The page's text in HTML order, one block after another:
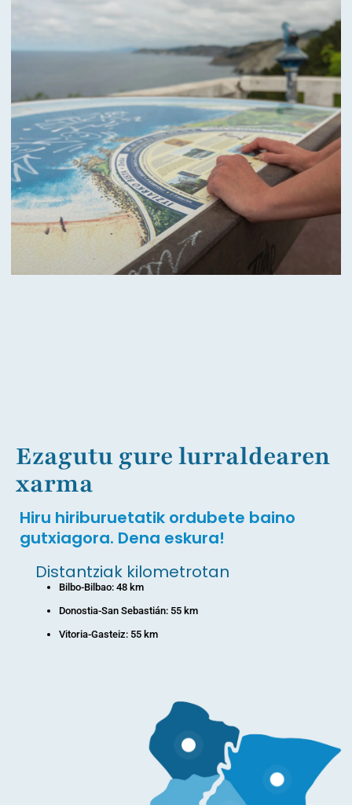
Ezagutu gure lurraldearen
xarma
Hiru hiriburuetatik ordubete baino
gutxiagora. Dena eskura!
Distantziak kilometrotan
Bilbo-Bilbao: 48 km
Donostia-San Sebastián: 55 km
Vitoria-Gasteiz: 55 km
Informazio gehiago
Informazio gehiago
Informazio gehiago